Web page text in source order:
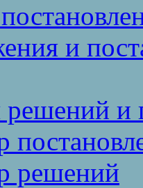
и
решений и
решений